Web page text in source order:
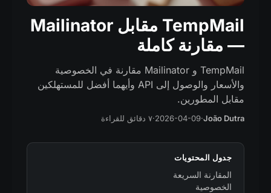
TempMail مقابل Mailinator
— مقارنة كاملة
TempMail و Mailinator مقارنة في الخصوصية
والأسعار والوصول إلى API وأيهما أفضل للمستهلكين
مقابل المطورين.
João Dutra
·
2026-04-09
·٧ دقائق للقراءة
جدول المحتويات
المقارنة السريعة
الخصوصية